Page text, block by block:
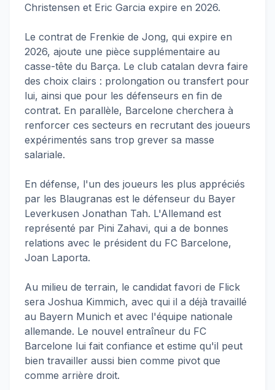
Christensen et Eric Garcia expire en 2026.
Le contrat de Frenkie de Jong, qui expire en
2026, ajoute une pièce supplémentaire au
casse-tête du Barça. Le club catalan devra faire
des choix clairs : prolongation ou transfert pour
lui, ainsi que pour les défenseurs en fin de
contrat. En parallèle, Barcelone cherchera à
renforcer ces secteurs en recrutant des joueurs
expérimentés sans trop grever sa masse
salariale.
En défense, l'un des joueurs les plus appréciés
par les Blaugranas est le défenseur du Bayer
Leverkusen Jonathan Tah. L'Allemand est
représenté par Pini Zahavi, qui a de bonnes
relations avec le président du FC Barcelone,
Joan Laporta.
Au milieu de terrain, le candidat favori de Flick
sera Joshua Kimmich, avec qui il a déjà travaillé
au Bayern Munich et avec l'équipe nationale
allemande. Le nouvel entraîneur du FC
Barcelone lui fait confiance et estime qu'il peut
bien travailler aussi bien comme pivot que
comme arrière droit.